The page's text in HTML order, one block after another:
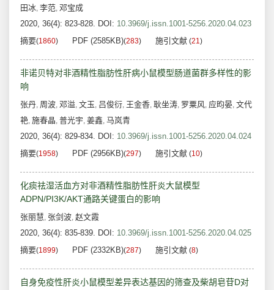
田冰, 李范, 邓宝成
2020, 36(4): 823-828. DOI: 10.3969/j.issn.1001-5256.2020.04.023
摘要(1860) PDF (2585KB)(283) 施引文献 (21)
非诺贝特对非酒精性脂肪性肝病小鼠模型肠道菌群多样性的影
响
张丹, 周波, 邓溢, 文玉, 吕俊衍, 王金香, 耿坐涛, 罗粟风, 应昀晏, 文代
艳, 施春晶, 普光宇, 姜鑫, 马岚青
2020, 36(4): 829-834. DOI: 10.3969/j.issn.1001-5256.2020.04.024
摘要(1958) PDF (2956KB)(297) 施引文献 (10)
化痰祛湿活血方对非酒精性脂肪性肝炎大鼠模型
ADPN/PI3K/AKT通路关键蛋白的影响
张丽慧, 张剑波, 赵文霞
2020, 36(4): 835-839. DOI: 10.3969/j.issn.1001-5256.2020.04.025
摘要(1899) PDF (2332KB)(287) 施引文献 (8)
自身免疫性肝炎小鼠模型差异表达基因的筛查及柴胡皂苷D对